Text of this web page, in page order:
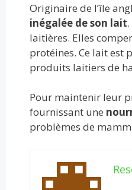
Originaire de l’île
inégalée de son lait
laitières. Elles
protéines. Ce lait est
produits laitiers de
Pour maintenir leur
fournissant une
problèmes de